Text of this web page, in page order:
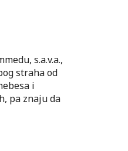
s.a.v.a.,
straha od
i
pa znaju da